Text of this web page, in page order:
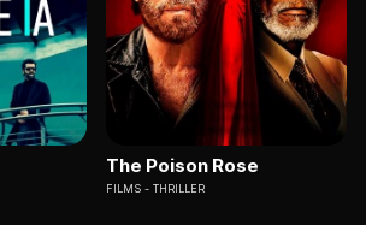
The Poison Rose
FILMS THRILLER